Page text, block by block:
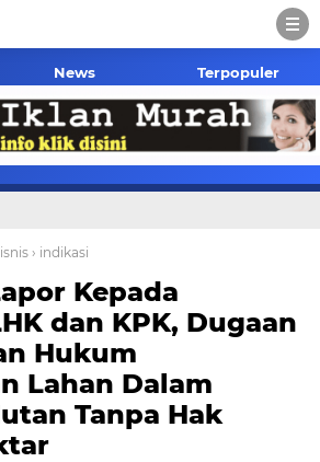
News Terpopuler
› indikasi
Kepada
dan KPK, Dugaan
Hukum
Lahan Dalam
Tanpa Hak